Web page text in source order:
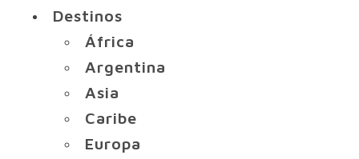
Destinos
África
Argentina
Asia
Caribe
Europa